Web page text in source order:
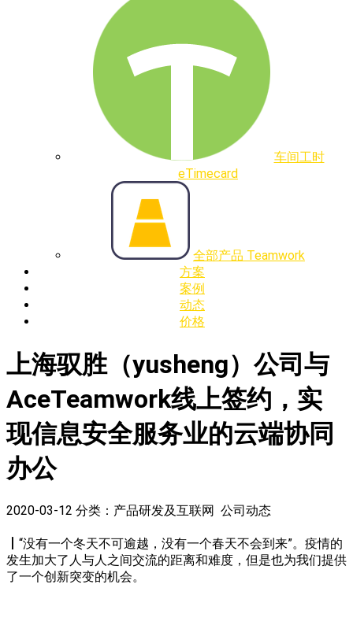
车间工时
eTimecard
全部产品 Teamwork
方案
案例
动态
价格
上海驭胜（yusheng）公司与
AceTeamwork线上签约，实
现信息安全服务业的云端协同
办公
2020-03-12 分类：产品研发及互联网 公司动态
“没有一个冬天不可逾越，没有一个春天不会到来”。疫情的
发生加大了人与人之间交流的距离和难度，但是也为我们提供
了一个创新突变的机会。